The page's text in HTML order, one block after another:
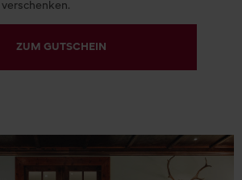
ZUM GUTSCHEIN